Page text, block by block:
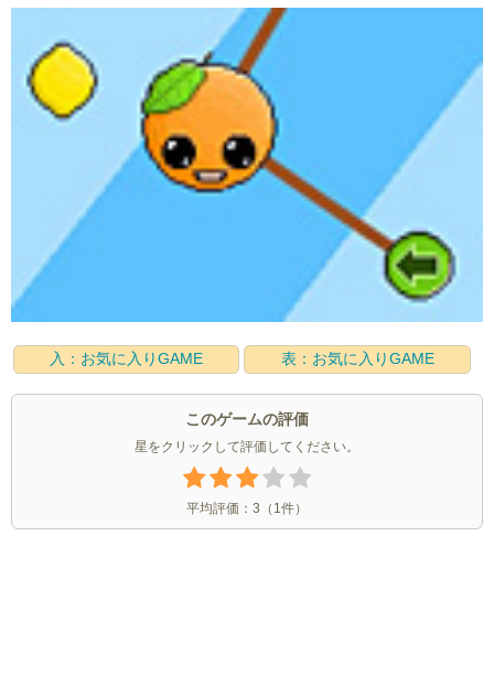
入：お気に入りGAME 表：お気に入りGAME
このゲームの評価
星をクリックして評価してください。
平均評価： 3 （ 1件）